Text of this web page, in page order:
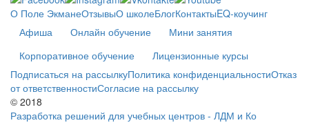
О Поле ЭкманеОтзывыО школеБлогКонтактыEQ-коучинг
Афиша
Онлайн обучение
Мини занятия
Корпоративное обучение
Лицензионные курсы
Подписаться на рассылкуПолитика конфиденциальностиОтказ
от ответственностиСогласие на рассылку
© 2018
Разработка решений для учебных центров - ЛДМ и Ко